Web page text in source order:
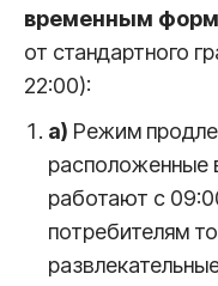
временным
от стандартного
22:00):
a) Режим
расположенные
работают с
потребителям